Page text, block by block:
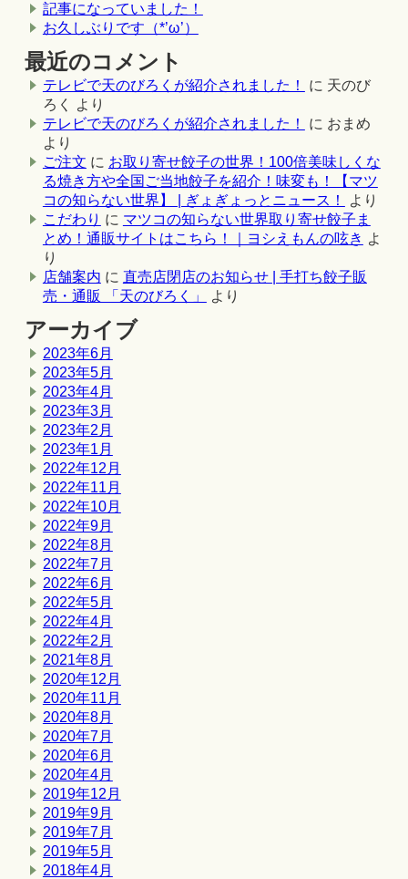
記事になっていました！
お久しぶりです（*’ω’）
最近のコメント
テレビで天のびろくが紹介されました！ に 天のび
ろく
より
テレビで天のびろくが紹介されました！
に おまめ
より
ご注文 に お取り寄せ餃子の世界！100倍美味しくな
る焼き方や全国ご当地餃子を紹介！味変も！【マツ
コの知らない世界】 | ぎょぎょっとニュース！
より
こだわり に マツコの知らない世界取り寄せ餃子ま
とめ！通販サイトはこちら！｜ヨシえもんの呟き よ
り
店舗案内 に 直売店閉店のお知らせ | 手打ち餃子販
売・通販 「天のびろく」
より
アーカイブ
2023年6月
2023年5月
2023年4月
2023年3月
2023年2月
2023年1月
2022年12月
2022年11月
2022年10月
2022年9月
2022年8月
2022年7月
2022年6月
2022年5月
2022年4月
2022年2月
2021年8月
2020年12月
2020年11月
2020年8月
2020年7月
2020年6月
2020年4月
2019年12月
2019年9月
2019年7月
2019年5月
2018年4月